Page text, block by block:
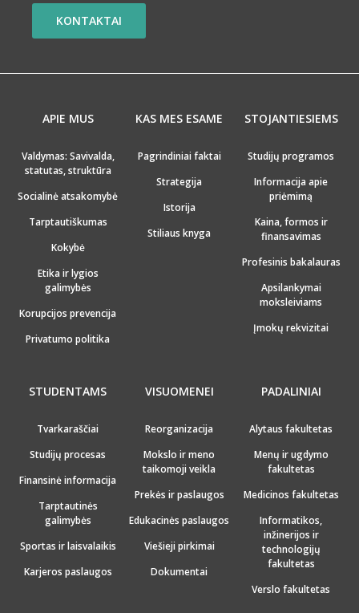
KONTAKTAI
APIE MUS
Valdymas: Savivalda,
statutas, struktūra
Socialinė atsakomybė
Tarptautiškumas
Kokybė
Etika ir lygios
galimybės
Korupcijos prevencija
Privatumo politika
KAS MES ESAME
Pagrindiniai faktai
Strategija
Istorija
Stiliaus knyga
STOJANTIESIEMS
Studijų programos
Informacija apie
priėmimą
Kaina, formos ir
finansavimas
Profesinis bakalauras
Apsilankymai
moksleiviams
Įmokų rekvizitai
STUDENTAMS
Tvarkaraščiai
Studijų procesas
Finansinė informacija
Tarptautinės
galimybės
Sportas ir laisvalaikis
Karjeros paslaugos
VISUOMENEI
Reorganizacija
Mokslo ir meno
taikomoji veikla
Prekės ir paslaugos
Edukacinės paslaugos
Viešieji pirkimai
Dokumentai
PADALINIAI
Alytaus fakultetas
Menų ir ugdymo
fakultetas
Medicinos fakultetas
Informatikos,
inžinerijos ir
technologijų
fakultetas
Verslo fakultetas